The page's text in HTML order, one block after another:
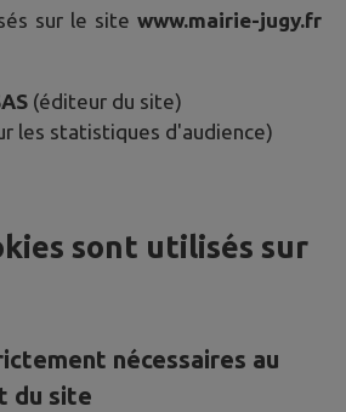
sur le site www.mairie-jugy.fr
(éditeur du site)
les statistiques d'audience)
sont utilisés sur
nécessaires au
du site